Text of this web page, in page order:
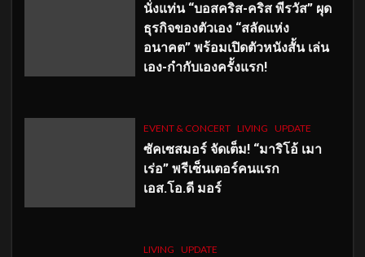
นั่งแท่น “บอสคริส-คริส พีรวัส” ผุด
ธุรกิจของตัวเอง “สลัดแห่ง
อนาคต” พร้อมเปิดตัวหนังสั้น เล่น
เอง-กำกับเองครั้งแรก!
EVENT & CONCERT LIVING UPDATE
ซัคเซสมอร์ จัดเต็ม! “มาริโอ้ เมา
เร่อ” พรีเซ็นเตอร์คนแรก
เอส.โอ.ดี มอร์
LIVING UPDATE